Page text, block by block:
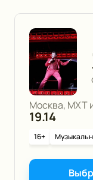
Москва, МХТ
19.14
16+